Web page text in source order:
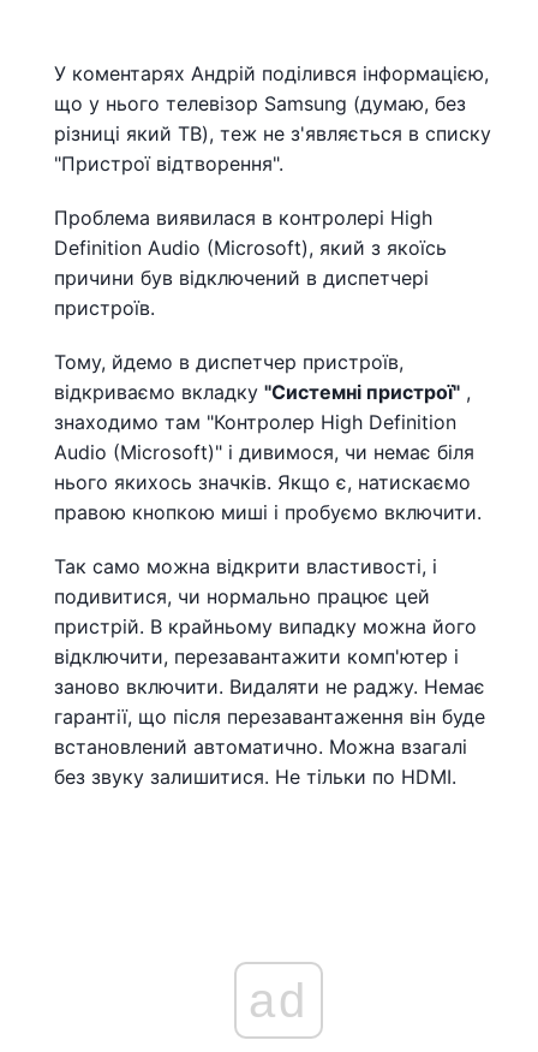
У коментарях Андрій поділився інформацією,
що у нього телевізор Samsung (думаю, без
різниці який ТВ), теж не з'являється в списку
"Пристрої відтворення".
Проблема виявилася в контролері High
Definition Audio (Microsoft), який з якоїсь
причини був відключений в диспетчері
пристроїв.
Тому, йдемо в диспетчер пристроїв,
відкриваємо вкладку "Системні пристрої" ,
знаходимо там "Контролер High Definition
Audio (Microsoft)" і дивимося, чи немає біля
нього якихось значків. Якщо є, натискаємо
правою кнопкою миші і пробуємо включити.
Так само можна відкрити властивості, і
подивитися, чи нормально працює цей
пристрій. В крайньому випадку можна його
відключити, перезавантажити комп'ютер і
заново включити. Видаляти не раджу. Немає
гарантії, що після перезавантаження він буде
встановлений автоматично. Можна взагалі
без звуку залишитися. Не тільки по HDMI.
ad